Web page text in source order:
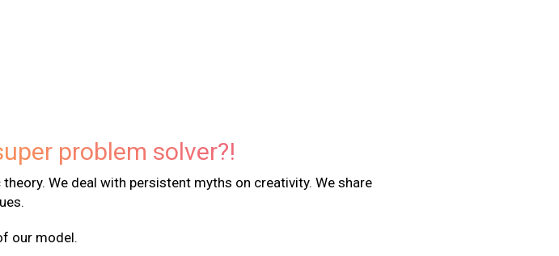
problem solver?!
We deal with persistent myths on creativity. We share
our model.